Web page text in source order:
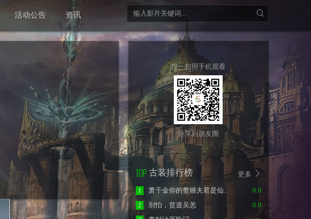
活动公告 资讯
扫一扫用手机观看
分享到朋友圈
更多
古装排行榜
0.0
1
萧千金你的赘婿夫君是仙..
0.0
2
别怕，贫道吴恙